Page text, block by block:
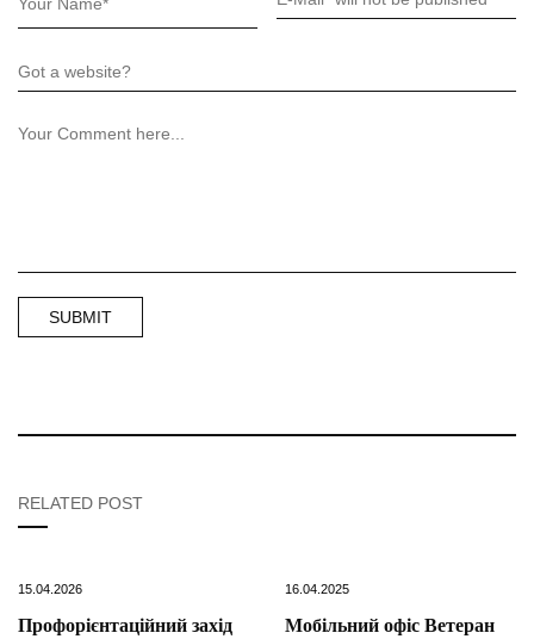
RELATED POST
15.04.2026
Профорієнтаційний захід
16.04.2025
Мобільний офіс Ветеран